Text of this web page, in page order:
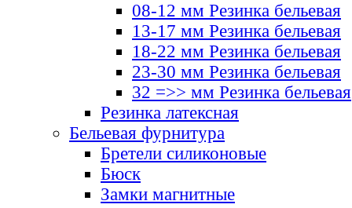
08-12 мм Резинка бельевая
13-17 мм Резинка бельевая
18-22 мм Резинка бельевая
23-30 мм Резинка бельевая
32 =>> мм Резинка бельевая
Резинка латексная
Бельевая фурнитура
Бретели силиконовые
Бюск
Замки магнитные